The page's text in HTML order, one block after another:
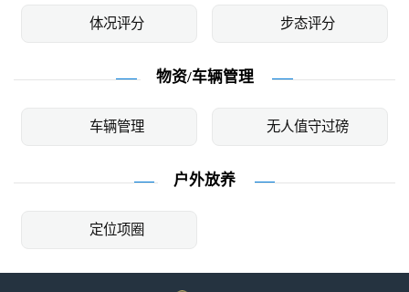
体况评分 步态评分
物资/车辆管理
车辆管理 无人值守过磅
户外放养
定位项圈